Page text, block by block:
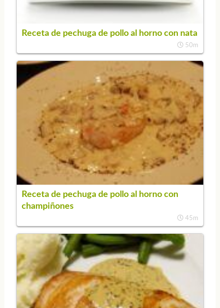
Receta de pechuga de pollo al horno con nata
50m
Receta de pechuga de pollo al horno con
champiñones
45m